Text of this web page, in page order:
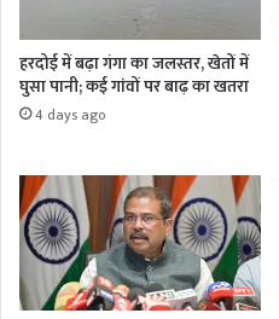
हरदोई में बढ़ा गंगा का जलस्तर, खेतों में
घुसा पानी; कई गांवों पर बाढ़ का खतरा
4 days ago